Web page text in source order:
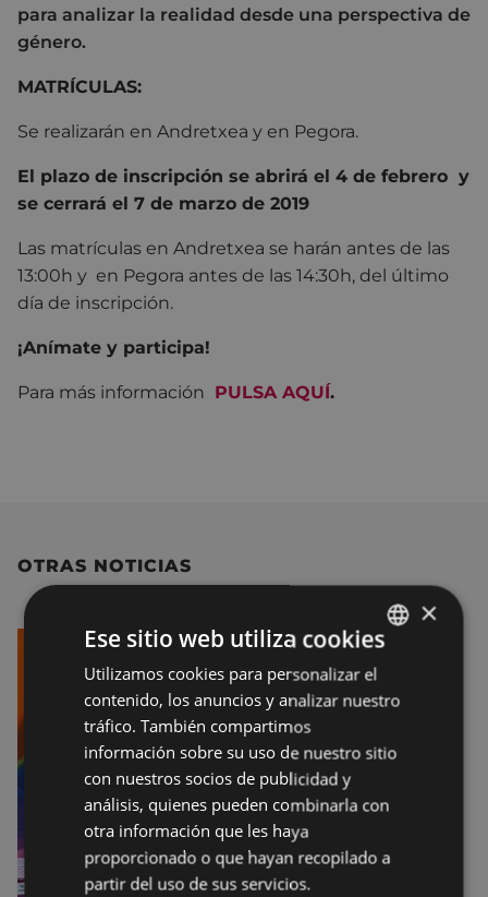
para analizar la realidad desde una perspectiva de
género.
MATRÍCULAS:
Se realizarán en Andretxea y en Pegora.
El plazo de inscripción se abrirá el 4 de febrero y
se cerrará el 7 de marzo de 2019
Las matrículas en Andretxea se harán antes de las
13:00h y en Pegora antes de las 14:30h, del último
día de inscripción.
¡Anímate y participa!
Para más información PULSA AQUÍ.
OTRAS NOTICIAS
BASQUE
SPANISH
×
Ese sitio web utiliza cookies
Utilizamos cookies para personalizar el
contenido, los anuncios y analizar nuestro
tráfico. También compartimos
información sobre su uso de nuestro sitio
con nuestros socios de publicidad y
análisis, quienes pueden combinarla con
otra información que les haya
proporcionado o que hayan recopilado a
partir del uso de sus servicios.